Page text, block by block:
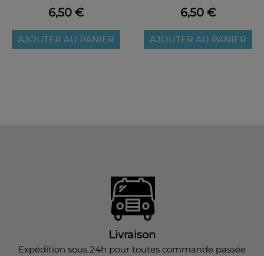
6,50 €
AJOUTER AU PANIER
6,50 €
AJOUTER AU PANIER
Livraison
Expédition sous 24h pour toutes commande passée